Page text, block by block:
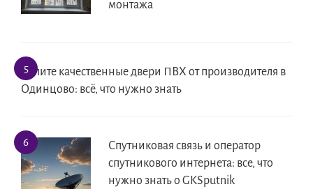
монтажа
Купите качественные двери ПВХ от производителя в
Одинцово: всё, что нужно знать
Спутниковая связь и оператор
спутникового интернета: все, что
нужно знать о GKSputnik